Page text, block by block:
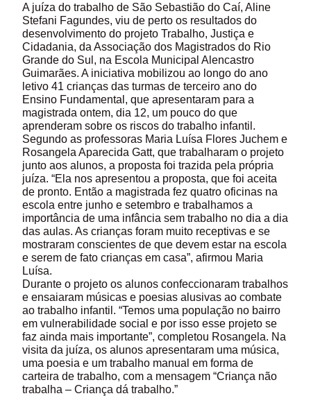
A juíza do trabalho de São Sebastião do Caí, Aline
Stefani Fagundes, viu de perto os resultados do
desenvolvimento do projeto Trabalho, Justiça e
Cidadania, da Associação dos Magistrados do Rio
Grande do Sul, na Escola Municipal Alencastro
Guimarães. A iniciativa mobilizou ao longo do ano
letivo 41 crianças das turmas de terceiro ano do
Ensino Fundamental, que apresentaram para a
magistrada ontem, dia 12, um pouco do que
aprenderam sobre os riscos do trabalho infantil.
Segundo as professoras Maria Luísa Flores Juchem e
Rosangela Aparecida Gatt, que trabalharam o projeto
junto aos alunos, a proposta foi trazida pela própria
juíza. “Ela nos apresentou a proposta, que foi aceita
de pronto. Então a magistrada fez quatro oficinas na
escola entre junho e setembro e trabalhamos a
importância de uma infância sem trabalho no dia a dia
das aulas. As crianças foram muito receptivas e se
mostraram conscientes de que devem estar na escola
e serem de fato crianças em casa”, afirmou Maria
Luísa.
Durante o projeto os alunos confeccionaram trabalhos
e ensaiaram músicas e poesias alusivas ao combate
ao trabalho infantil. “Temos uma população no bairro
em vulnerabilidade social e por isso esse projeto se
faz ainda mais importante”, completou Rosangela. Na
visita da juíza, os alunos apresentaram uma música,
uma poesia e um trabalho manual em forma de
carteira de trabalho, com a mensagem “Criança não
trabalha – Criança dá trabalho.”